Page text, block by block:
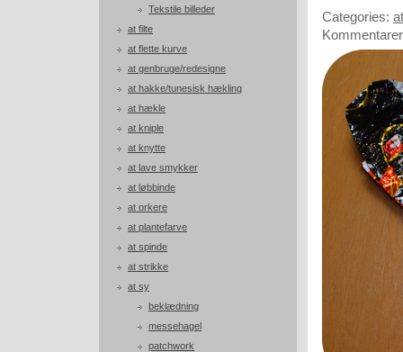
Tekstile billeder
at filte
at flette kurve
at genbruge/redesigne
at hakke/tunesisk hækling
at hækle
at kniple
at knytte
at lave smykker
at løbbinde
at orkere
at plantefarve
at spinde
at strikke
at sy
beklædning
messehagel
patchwork
Categories: